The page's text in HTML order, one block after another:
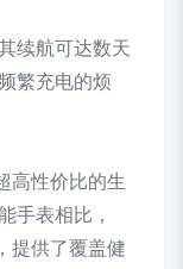
续航可达数天
繁充电的烦
高性价比的生
手表相比，
提供了覆盖健